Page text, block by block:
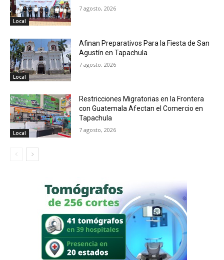
Local
7 agosto, 2026
Local
Afinan Preparativos Para la Fiesta de San
Agustín en Tapachula
7 agosto, 2026
Local
Restricciones Migratorias en la Frontera
con Guatemala Afectan el Comercio en
Tapachula
7 agosto, 2026